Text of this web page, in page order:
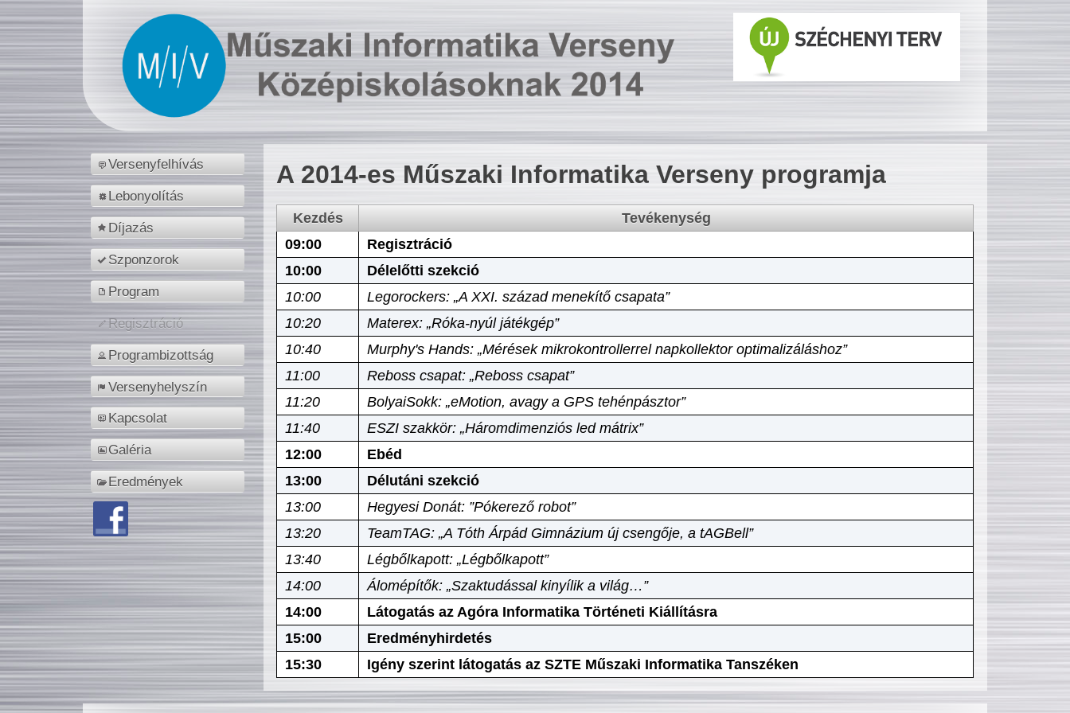
Versenyfelhívás
Lebonyolítás
Díjazás
Szponzorok
Program
Regisztráció
Programbizottság
Versenyhelyszín
Kapcsolat
Galéria
Eredmények
A 2014-es Műszaki Informatika Verseny programja
Kezdés
Tevékenység
09:00
Regisztráció
10:00
Délelőtti szekció
10:00
Legorockers: „A XXI. század menekítő csapata”
10:20
Materex: „Róka-nyúl játékgép”
10:40
Murphy's Hands: „Mérések mikrokontrollerrel napkollektor optimalizáláshoz”
11:00
Reboss csapat: „Reboss csapat”
11:20
BolyaiSokk: „eMotion, avagy a GPS tehénpásztor”
11:40
ESZI szakkör: „Háromdimenziós led mátrix”
12:00
Ebéd
13:00
Délutáni szekció
13:00
Hegyesi Donát: ”Pókerező robot”
13:20
TeamTAG: „A Tóth Árpád Gimnázium új csengője, a tAGBell”
13:40
Légbőlkapott: „Légbőlkapott”
14:00
Álomépítők: „Szaktudással kinyílik a világ…”
14:00
Látogatás az Agóra Informatika Történeti Kiállításra
15:00
Eredményhirdetés
15:30
Igény szerint látogatás az SZTE Műszaki Informatika Tanszéken